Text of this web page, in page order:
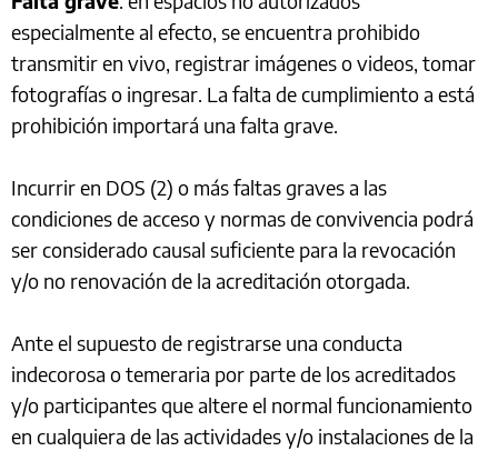
especialmente al efecto, se encuentra prohibido
transmitir en vivo, registrar imágenes o videos, tomar
fotografías o ingresar. La falta de cumplimiento a está
prohibición importará una falta grave.
Incurrir en DOS (2) o más faltas graves a las
condiciones de acceso y normas de convivencia podrá
ser considerado causal suficiente para la revocación
y/o no renovación de la acreditación otorgada.
Ante el supuesto de registrarse una conducta
indecorosa o temeraria por parte de los acreditados
y/o participantes que altere el normal funcionamiento
en cualquiera de las actividades y/o instalaciones de la